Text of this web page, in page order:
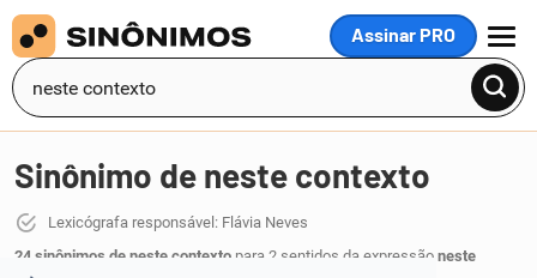
Assinar PRO
MENU
Sinônimo de neste contexto
Lexicógrafa responsável: Flávia Neves
24 sinônimos de neste contexto para 2 sentidos da expressão neste